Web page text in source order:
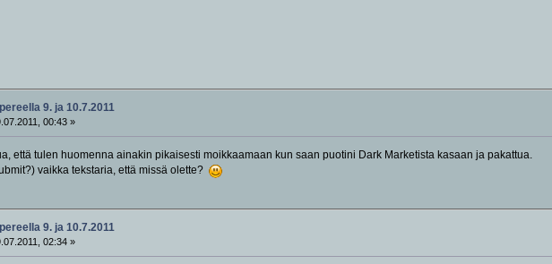
9. ja 10.7.2011
00:43 »
että tulen huomenna ainakin pikaisesti moikkaamaan kun saan puotini Dark Marketista kasaan ja pakattua.
vaikka tekstaria, että missä olette?
9. ja 10.7.2011
02:34 »